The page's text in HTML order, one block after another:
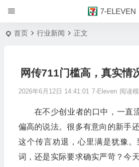
7-ELEVEN
首页 行业新闻 正文
网传711门槛高，真实情
2026年6月12日 14:41:01 7-Eleven 阅读
在不少创业者的口中，一直
偏高的说法。很多有意向的新手
这个传言劝退，心里满是犹豫
词，还是实际要求确实严苛？今